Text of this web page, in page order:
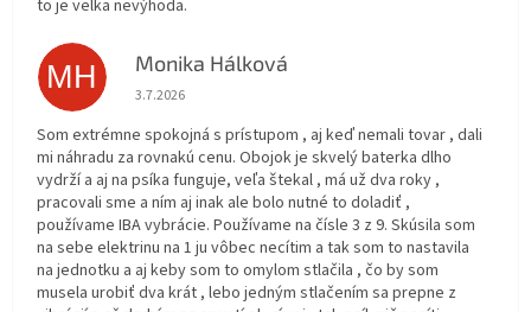
to je velka nevýhoda.
MH Monika Hálková
Hodnotenie obchodu je 5 z 5 hviezdičiek.
3.7.2026
Som extrémne spokojná s prístupom , aj keď nemali tovar , dali
mi náhradu za rovnakú cenu. Obojok je skvelý baterka dlho
vydrží a aj na psíka funguje, veľa štekal , má už dva roky ,
pracovali sme a ním aj inak ale bolo nutné to doladiť ,
používame IBA vybrácie. Používame na čísle 3 z 9. Skúsila som
na sebe elektrinu na 1 ju vôbec necítim a tak som to nastavila
na jednotku a aj keby som to omylom stlačila , čo by som
musela urobiť dva krát , lebo jedným stlačením sa prepne z